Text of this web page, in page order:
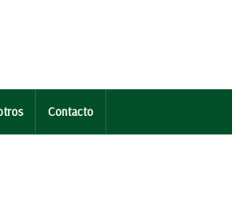
Contacto